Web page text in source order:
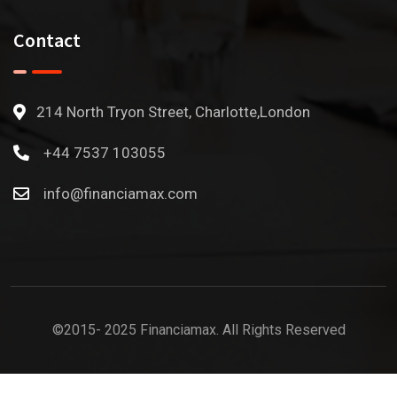
Contact
214 North Tryon Street, Charlotte,London
+44 7537 103055
info@financiamax.com
©2015- 2025 Financiamax. All Rights Reserved